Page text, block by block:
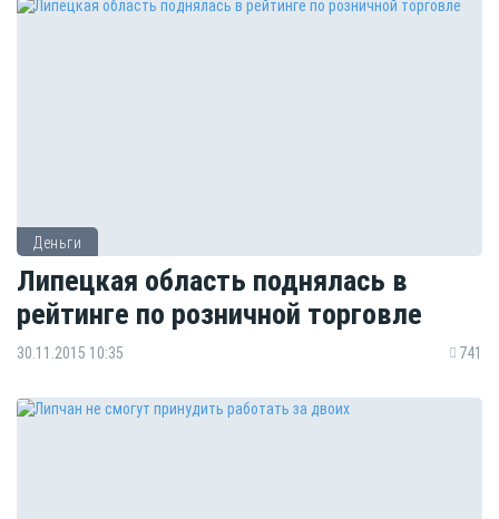
Деньги
Липецкая область поднялась в
рейтинге по розничной торговле
30.11.2015 10:35 741